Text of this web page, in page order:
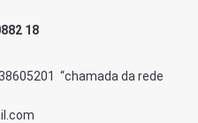
18
“chamada da rede